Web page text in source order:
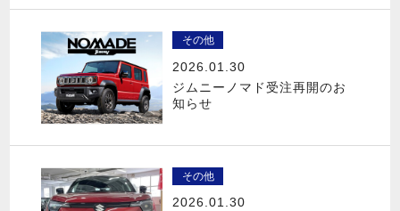
その他
2026.01.30
ジムニーノマド受注再開のお
知らせ
その他
2026.01.30